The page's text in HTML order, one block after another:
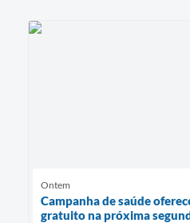
Ontem
Campanha de saúde
gratuito na próxima